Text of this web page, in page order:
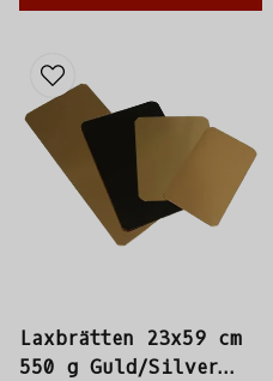
Laxbrätten 23x59 cm
550 g Guld/Silver